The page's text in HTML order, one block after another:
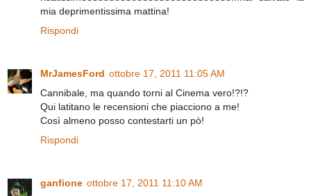
mia deprimentissima mattina!
Rispondi
MrJamesFord ottobre 17, 2011 11:05 AM
Cannibale, ma quando torni al Cinema vero!?!?
Qui latitano le recensioni che piacciono a me!
Così almeno posso contestarti un pò!
Rispondi
ganfione ottobre 17, 2011 11:10 AM